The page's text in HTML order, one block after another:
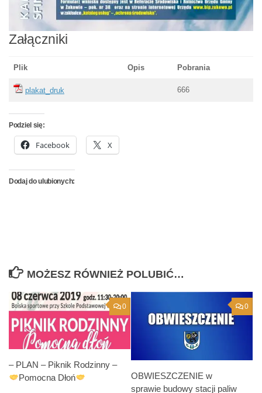
Załączniki
Plik Opis Pobrania
plakat_druk 666
Podziel się:
Facebook X
Dodaj do ulubionych:
MOŻESZ RÓWNIEŻ POLUBIĆ…
0
– PLAN – Piknik Rodzinny –
Pomocna Dłoń
0
OBWIESZCZENIE w
sprawie budowy stacji paliw